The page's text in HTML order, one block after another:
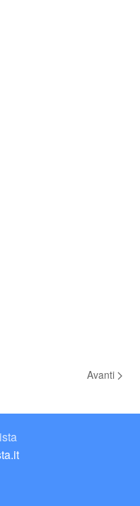
Avanti